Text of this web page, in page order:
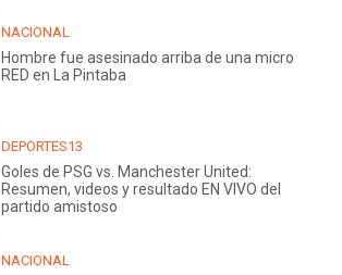
NACIONAL
Hombre fue asesinado arriba de una micro
RED en La Pintaba
DEPORTES13
Goles de PSG vs. Manchester United:
Resumen, videos y resultado EN VIVO del
partido amistoso
NACIONAL